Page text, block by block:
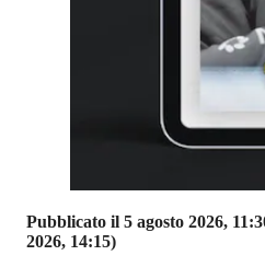
Pubblicato il 5 agosto 2026,
2026, 14:15)